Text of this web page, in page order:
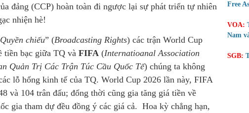
đảng (CCP) hoàn toàn đi ngược lại sự phát triển tự nhiên
nhiện hè!
Quyền chiếu” (Broadcasting Rights) các trận World Cup
tiền bạc giữa TQ và FIFA (Internatioanal Association
Quản Trị Các Trận Túc Cầu Quốc Tế) chúng ta không
lỗ hổng kinh tế của TQ. World Cup 2026 lần này, FIFA
và 104 trân đấu; đổng thời cũng gia tăng giá tiền về
gia tham dự đều đồng ý các giá cả. Hoa kỳ chẳng hạn,
Free
VOA:
Nam
SGB: